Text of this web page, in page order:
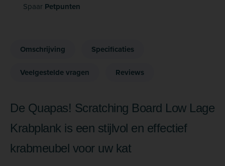
Spaar Petpunten
Omschrijving Specificaties
Veelgestelde vragen Reviews
De Quapas! Scratching Board Low Lage
Krabplank is een stijlvol en effectief
krabmeubel voor uw kat